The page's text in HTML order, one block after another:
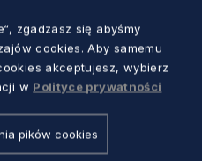
z okazji Wiosennego
w sobotę, 25 maja
10 (Miejska Stacja
zgadzasz się abyśmy
cookies. Aby samemu
akceptujesz, wybierz
w Polityce prywatności
pików cookies